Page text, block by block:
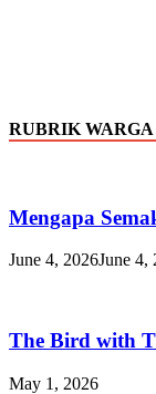
RUBRIK WARGA
Mengapa
June 4, 2026June 4,
The Bird with
May 1, 2026